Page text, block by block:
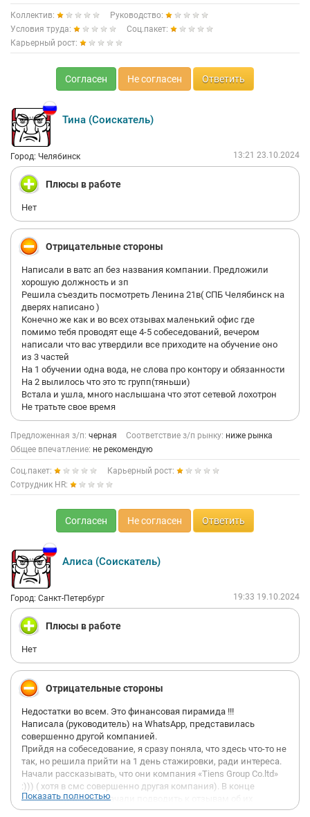
Коллектив:
Руководство:
Условия труда:
Соц.пакет:
Карьерный рост:
Согласен Не согласен Ответить
Тина (Соискатель)
Город: Челябинск 13:21 23.10.2024
Плюсы в работе
Нет
Отрицательные стороны
Написали в ватс ап без названия компании. Предложили
хорошую должность и зп
Решила съездить посмотреть Ленина 21в( СПБ Челябинск на
дверях написано )
Конечно же как и во всех отзывах маленький офис где
помимо тебя проводят еще 4-5 собеседований, вечером
написали что вас утвердили все приходите на обучение оно
из 3 частей
На 1 обучении одна вода, не слова про контору и обязанности
На 2 вылилось что это тс групп(тяньши)
Встала и ушла, много наслышана что этот сетевой лохотрон
Не тратьте свое время
Предложенная з/п: черная Соответствие з/п рынку: ниже рынка
Общее впечатление: не рекомендую
Соц.пакет:
Карьерный рост:
Сотрудник HR:
Согласен Не согласен Ответить
Алиса (Соискатель)
Город: Санкт-Петербург 19:33 19.10.2024
Плюсы в работе
Нет
Отрицательные стороны
Недостатки во всем. Это финансовая пирамида !!!
Написала (руководитель) на WhatsApp, представилась
совершенно другой компанией.
Прийдя на собеседование, я сразу поняла, что здесь что-то не
так, но решила прийти на 1 день стажировки, ради интереса.
Начали рассказывать, что они компания «Tiens Group Co.ltd»
:))) ( хотя в смс совершенно другая компания). В конце
презентации сами начали подводить к отзывам об их
компании, якобы это все фейк и пишут другие компании их
Показать полностью